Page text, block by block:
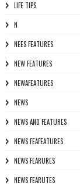
LIFE TIPS
N
NEES FEATURES
NEW FEATURES
NEWAFEATURES
NEWS
NEWS AND FEATURES
NEWS FEAFEATURES
NEWS FEARURES
NEWS FEARUTES